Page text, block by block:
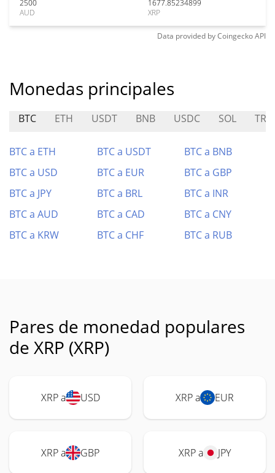
2500
AUD
1677.85234899
XRP
Data provided byCoingeckoAPI
Monedas principales
BTC ETH USDT BNB USDC SOL TRX
BTC a ETH BTC a USDT
BTC a BNB
BTC a USD
BTC a EUR
BTC a GBP
BTC a JPY
BTC a BRL
BTC a INR
BTC a AUD
BTC a CAD
BTC a CNY
BTC a KRW
BTC a CHF BTC a RUB
Pares de monedad populares
de XRP (XRP)
XRP a USD XRP a EUR
XRP a GBP XRP a JPY